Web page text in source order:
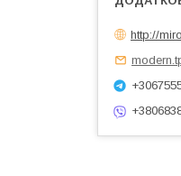
http://